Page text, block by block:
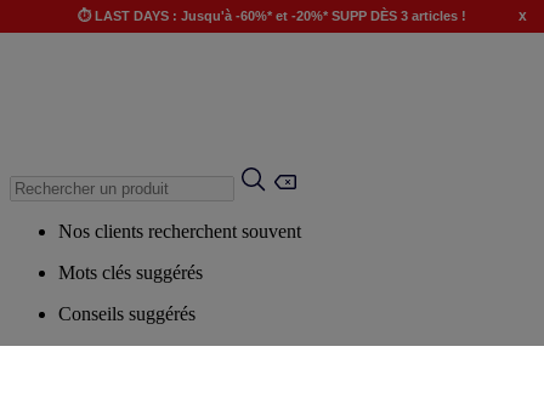
⏱️ LAST DAYS : Jusqu'à -60%* et -20%* SUPP DÈS 3 articles ! x
Nos clients recherchent souvent
Mots clés suggérés
Conseils suggérés